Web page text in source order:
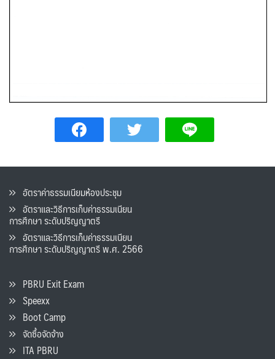
อัตราค่าธรรมเนียมห้องประชุม
อัตราและวิธีการเก็บค่าธรรมเนียน
การศึกษา ระดับปริญญาตรี
อัตราและวิธีการเก็บค่าธรรมเนียน
การศึกษา ระดับปริญญาตรี พ.ศ. 2566
PBRU Exit Exam
Speexx
Boot Camp
จัดซื้อจัดจ้าง
ITA PBRU